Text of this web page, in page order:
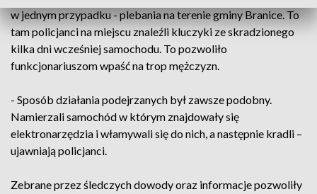
w jednym przypadku - plebania na terenie gminy Branice. To
tam policjanci na miejscu znaleźli kluczyki ze skradzionego
kilka dni wcześniej samochodu. To pozwoliło
funkcjonariuszom wpaść na trop mężczyzn.
- Sposób działania podejrzanych był zawsze podobny.
Namierzali samochód w którym znajdowały się
elektronarzędzia i włamywali się do nich, a następnie kradli –
ujawniają policjanci.
Zebrane przez śledczych dowody oraz informacje pozwoliły